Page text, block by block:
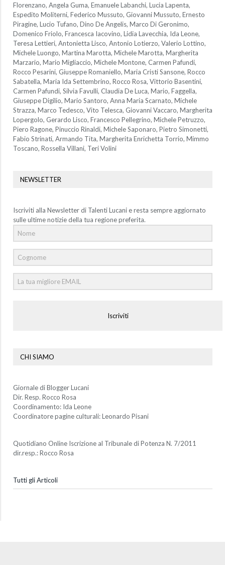
Florenzano, Angela Guma, Emanuele Labanchi, Lucia Lapenta,
Espedito Moliterni, Federico Mussuto, Giovanni Mussuto, Ernesto
Piragine, Lucio Tufano, Dino De Angelis, Marco Di Geronimo,
Domenico Friolo, Francesca Iacovino, Lidia Lavecchia, Ida Leone,
Teresa Lettieri, Antonietta Lisco, Antonio Lotierzo, Valerio Lottino,
Michele Luongo, Martina Marotta, Michele Marotta, Margherita
Marzario, Mario Migliaccio, Michele Montone, Carmen Pafundi,
Rocco Pesarini, Giuseppe Romaniello, Maria Cristi Sansone, Rocco
Sabatella, Maria Ida Settembrino, Rocco Rosa, Vittorio Basentini,
Carmen Pafundi, Silvia Favulli, Claudia De Luca, Mario, Faggella,
Giuseppe Digilio, Mario Santoro, Anna Maria Scarnato, Michele
Strazza, Marco Tedesco, Vito Telesca, Giovanni Vaccaro, Margherita
Lopergolo, Gerardo Lisco, Francesco Pellegrino, Michele Petruzzo,
Piero Ragone, Pinuccio Rinaldi, Michele Saponaro, Pietro Simonetti,
Fabio Strinati, Armando Tita, Margherita Enrichetta Torrio, Mimmo
Toscano, Rossella Villani, Teri Volini
NEWSLETTER
Iscriviti alla Newsletter di Talenti Lucani e resta sempre aggiornato
sulle ultime notizie della tua regione preferita.
Iscriviti
CHI SIAMO
Giornale di Blogger Lucani
Dir. Resp. Rocco Rosa
Coordinamento: Ida Leone
Coordinatore pagine culturali: Leonardo Pisani
Quotidiano Online Iscrizione al Tribunale di Potenza N. 7/2011
dir.resp.: Rocco Rosa
Tutti gli Articoli